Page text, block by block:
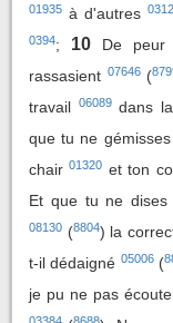
01935 à d'autres0312
0394; 10 De peur
rassasient 07646(
travail 06089dans la
que tu ne gémisses
chair01320 et ton
Et que tu ne
08130 (8804) la
t-il dédaigné 05006(
je pu ne pas